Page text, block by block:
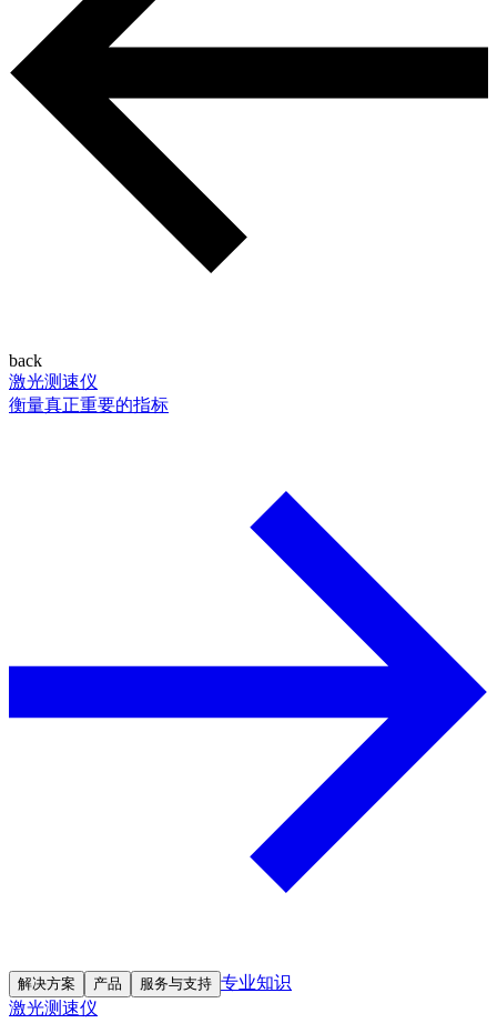
back
激光测速仪
衡量真正重要的指标
解决方案 产品 服务与支持 专业知识
激光测速仪